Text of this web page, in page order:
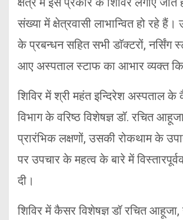
संख्या में क्षेत्रवासी लाभान्वित हो रहे
के प्रबन्धन सहित सभी डाॅक्टरों, नर्सिंग
आए अस्पताल स्टाफ का आभार व्यक्त
शिविर में श्री महंत इन्दिरेश अस्पताल के
विभाग के वरिष्ठ विशेषज्ञ डॉ. रचित
प्रारंभिक लक्षणों, उसकी रोकथाम के
पर उपचार के महत्व के बारे में
दी।
शिविर में कैसर विशेषज्ञ डॉ रचित आहूजा,